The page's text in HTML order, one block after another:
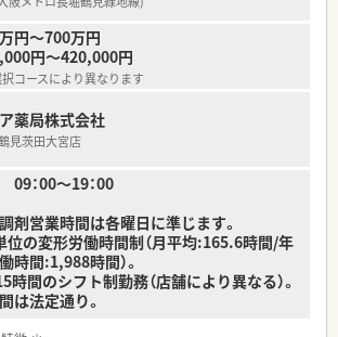
120日とワークライフバランスが整っています
常備薬まで、従業員割引制度など嬉しいメリットも
ます！
円～700万円
円～420,000円
コースにより異なります
薬局株式会社
見茨田大宮店
：00～19：00
剤営業時間は各曜日に準じます。
の変形労働時間制（月平均:165.6時間/年
時間:1,988時間）。
間のシフト制勤務（店舗により異なる）。
は法定通り。